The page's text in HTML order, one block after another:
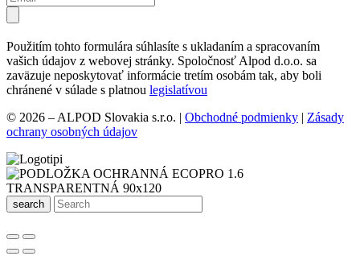
Použitím tohto formulára súhlasíte s ukladaním a spracovaním
vašich údajov z webovej stránky. Spoločnosť Alpod d.o.o. sa
zaväzuje neposkytovať informácie tretím osobám tak, aby boli
chránené v súlade s platnou legislatívou
© 2026 – ALPOD Slovakia s.r.o. | Obchodné podmienky | Zásady
ochrany osobných údajov
search